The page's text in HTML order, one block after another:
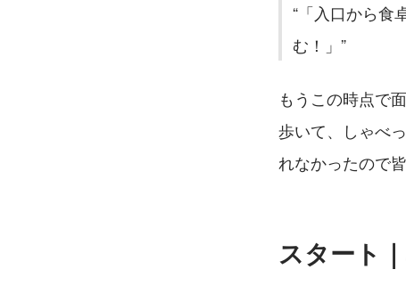
「入口から
む！」
もうこの時点で
歩いて、しゃべ
れなかったので
スタート